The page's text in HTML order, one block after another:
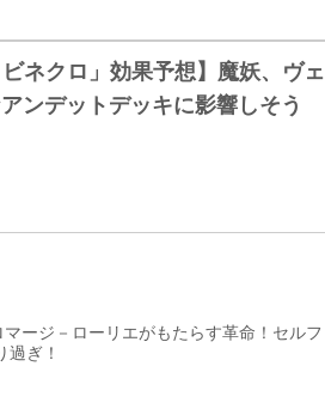
ネクロ」効果予想】魔妖、ヴェ
ンデットデッキに影響しそう
ージ－ローリエがもたらす革命！セルフ
ぎ！